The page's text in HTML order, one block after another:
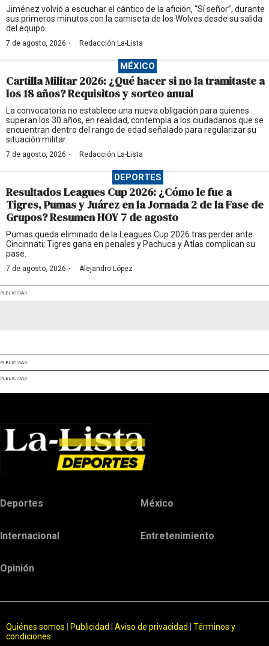
Jiménez volvió a escuchar el cántico de la afición, “Sí señor”, durante
sus primeros minutos con la camiseta de los Wolves desde su salida
del equipo.
7 de agosto, 2026 · Redacción La-Lista
MÉXICO
Cartilla Militar 2026: ¿Qué hacer si no la tramitaste a
los 18 años? Requisitos y sorteo anual
La convocatoria no establece una nueva obligación para quienes
superan los 30 años, en realidad, contempla a los ciudadanos que se
encuentran dentro del rango de edad señalado para regularizar su
situación militar.
7 de agosto, 2026 · Redacción La-Lista
DEPORTES
Resultados Leagues Cup 2026: ¿Cómo le fue a
Tigres, Pumas y Juárez en la Jornada 2 de la Fase de
Grupos? Resumen HOY 7 de agosto
Pumas queda eliminado de la Leagues Cup 2026 tras perder ante
Cincinnati; Tigres gana en penales y Pachuca y Atlas complican su
pase.
7 de agosto, 2026 · Alejandro López
PUBLICIDAD
PUBLICIDAD
PUBLICIDAD
Deportes México
Internacional Entretenimiento
Opinión
Quiénes somos Publicidad Aviso de privacidad
Términos y
condiciones